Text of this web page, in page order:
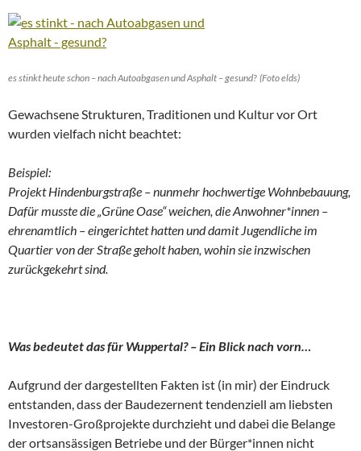
es stinkt heute schon – nach Autoabgasen und Asphalt – gesund? (Foto elds)
Gewachsene Strukturen, Traditionen und Kultur vor Ort
wurden vielfach nicht beachtet:
Beispiel:
Projekt Hindenburgstraße – nunmehr hochwertige Wohnbebauung,
Dafür musste die „Grüne Oase“ weichen, die Anwohner*innen –
ehrenamtlich – eingerichtet hatten und damit Jugendliche im
Quartier von der Straße geholt haben, wohin sie inzwischen
zurückgekehrt sind.
Was bedeutet das für Wuppertal? – Ein Blick nach vorn…
Aufgrund der dargestellten Fakten ist (in mir) der Eindruck
entstanden, dass der Baudezernent tendenziell am liebsten
Investoren-Großprojekte durchzieht und dabei die Belange
der ortsansässigen Betriebe und der Bürger*innen nicht